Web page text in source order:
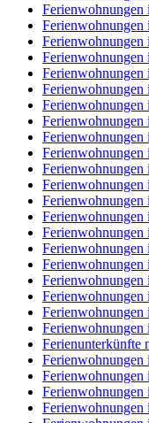
Ferienwohnungen
Ferienwohnungen
Ferienwohnungen
Ferienwohnungen
Ferienwohnungen
Ferienwohnungen
Ferienwohnungen
Ferienwohnungen
Ferienwohnungen
Ferienwohnungen
Ferienwohnungen
Ferienwohnungen
Ferienwohnungen
Ferienwohnungen
Ferienwohnungen
Ferienwohnungen
Ferienwohnungen
Ferienunterkünfte
Ferienwohnungen
Ferienwohnungen
Ferienwohnungen